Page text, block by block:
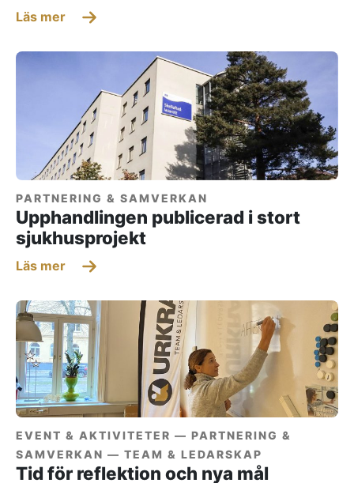
Läs mer
PARTNERING & SAMVERKAN
Upphandlingen publicerad i stort
sjukhusprojekt
Läs mer
EVENT & AKTIVITETER — PARTNERING &
SAMVERKAN — TEAM & LEDARSKAP
Tid för reflektion och nya mål